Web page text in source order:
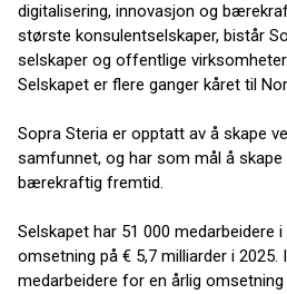
digitalisering, innovasjon og
største konsulentselskaper, bistår
selskaper og offentlige
Selskapet er flere ganger kåret til
Sopra Steria er opptatt av å skape
samfunnet, og har som mål å
bærekraftig fremtid.
Selskapet har 51 000 medarbeidere
omsetning på € 5,7 milliarder i 2025.
medarbeidere for en årlig